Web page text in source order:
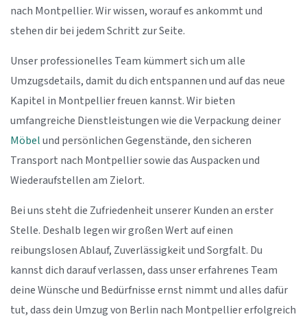
nach Montpellier. Wir wissen, worauf es ankommt und
stehen dir bei jedem Schritt zur Seite.
Unser professionelles Team kümmert sich um alle
Umzugsdetails, damit du dich entspannen und auf das neue
Kapitel in Montpellier freuen kannst. Wir bieten
umfangreiche Dienstleistungen wie die Verpackung deiner
Möbelund persönlichen Gegenstände, den sicheren
Transport nach Montpellier sowie das Auspacken und
Wiederaufstellen am Zielort.
Bei uns steht die Zufriedenheit unserer Kunden an erster
Stelle. Deshalb legen wir großen Wert auf einen
reibungslosen Ablauf, Zuverlässigkeit und Sorgfalt. Du
kannst dich darauf verlassen, dass unser erfahrenes Team
deine Wünsche und Bedürfnisse ernst nimmt und alles dafür
tut, dass dein Umzug von Berlin nach Montpellier erfolgreich